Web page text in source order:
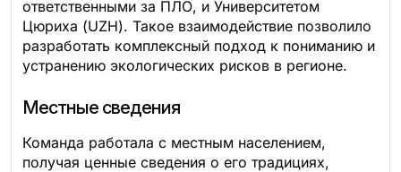
ответственными за ПЛО, и Университетом
Цюриха (UZH). Такое взаимодействие позволило
разработать комплексный подход к пониманию и
устранению экологических рисков в регионе.
Местные сведения
Команда работала с местным населением,
получая ценные сведения о его традициях,